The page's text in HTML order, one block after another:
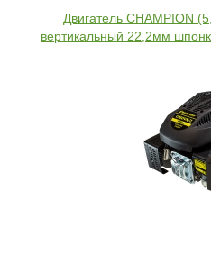
Двигатель CHAMPION
вертикальный 22,2мм